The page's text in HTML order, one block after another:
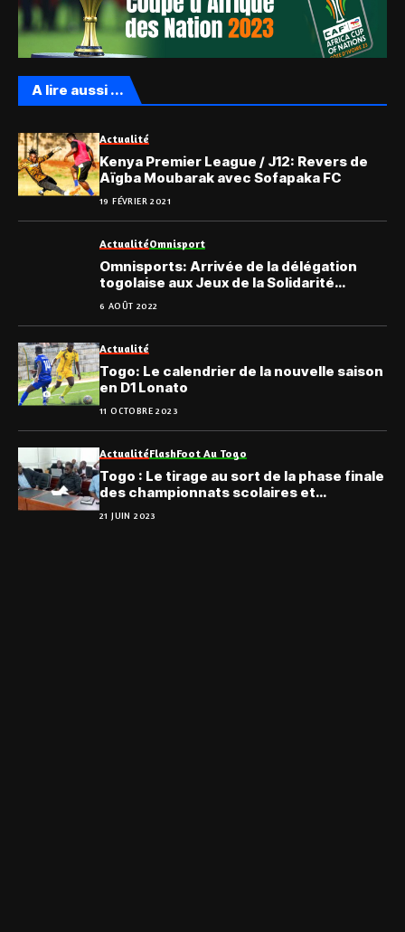
A lire aussi ...
Actualité
Kenya Premier League / J12: Revers de
Aïgba Moubarak avec Sofapaka FC
19 FÉVRIER 2021
ActualitéOmnisport
Omnisports: Arrivée de la délégation
togolaise aux Jeux de la Solidarité
Islamique
6 AOÛT 2022
Actualité
Togo: Le calendrier de la nouvelle saison
en D1 Lonato
11 OCTOBRE 2023
ActualitéFlashFoot Au Togo
Togo : Le tirage au sort de la phase finale
des championnats scolaires et
21 JUIN 2023